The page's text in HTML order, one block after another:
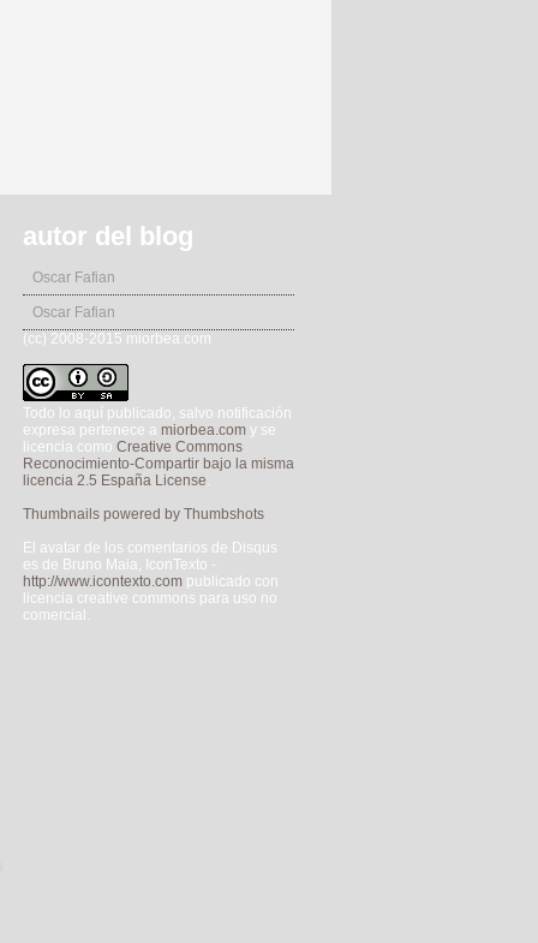
autor del blog
Oscar Fafian
Oscar Fafian
(cc) 2008-2015 miorbea.com
Todo lo aquí publicado, salvo notificación
expresa pertenece a miorbea.com y se
licencia como Creative Commons
Reconocimiento-Compartir bajo la misma
licencia 2.5 España License
Thumbnails powered by Thumbshots
El avatar de los comentarios de Disqus
es de Bruno Maia, IconTexto -
http://www.icontexto.com publicado con
licencia creative commons para uso no
comercial.